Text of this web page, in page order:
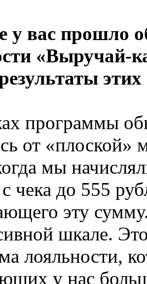
у вас прошло
«Выручай-
программы
от
мы
чека до 555
эту
шкале.
лояльности,
у нас